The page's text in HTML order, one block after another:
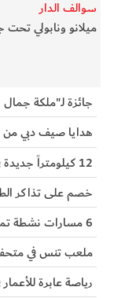
من العالم
سوالف الدار
ميلانو ونابولي تحت
جائزة لـ"ملكة
هدايا صيف دبي من
12 كيلومتراً جديدة في دبي تقصر رحلتك إلى ربع ساعة
خصم على تذاكر
6 مسارات نشطة تمر من مطار خليجي واحد
ملعب تنس في
رياصة عابرة